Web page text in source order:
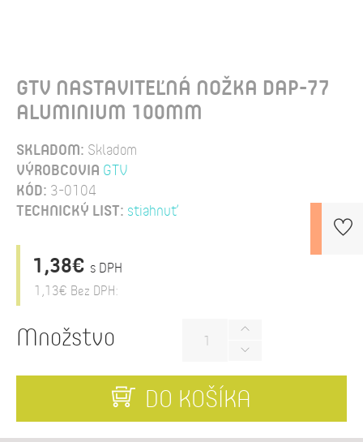
GTV NASTAVITEĽNÁ NOŽKA DAP-77
ALUMINIUM 100MM
SKLADOM: Skladom
VÝROBCOVIA GTV
KÓD: 3-0104
TECHNICKÝ LIST: stiahnuť
1,38€ s DPH
1,13€ Bez DPH:
Množstvo
DO KOŠÍKA